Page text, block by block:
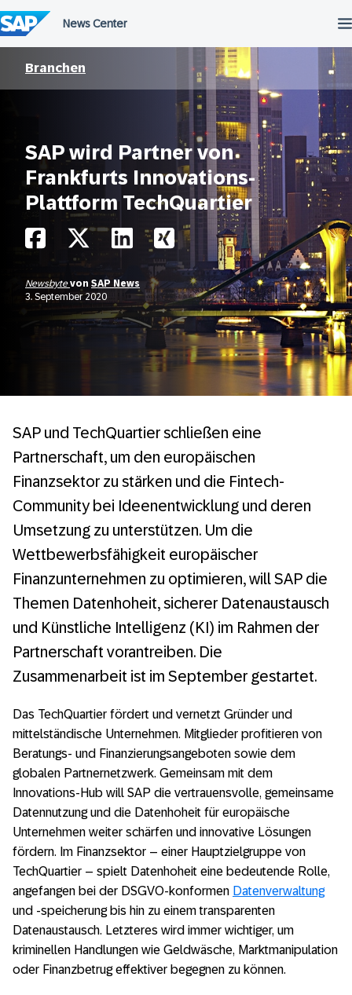
Branchen
SAP wird Partner von
Frankfurts Innovations-
Plattform TechQuartier
Newsbytevon SAP News
3. September 2020
SAP und TechQuartier schließen eine
Partnerschaft, um den europäischen
Finanzsektor zu stärken und die Fintech-
Community bei Ideenentwicklung und deren
Umsetzung zu unterstützen. Um die
Wettbewerbsfähigkeit europäischer
Finanzunternehmen zu optimieren, will SAP die
Themen Datenhoheit, sicherer Datenaustausch
und Künstliche Intelligenz (KI) im Rahmen der
Partnerschaft vorantreiben. Die
Zusammenarbeit ist im September gestartet.
Das TechQuartier fördert und vernetzt Gründer und
mittelständische Unternehmen. Mitglieder profitieren von
Beratungs- und Finanzierungsangeboten sowie dem
globalen Partnernetzwerk. Gemeinsam mit dem
Innovations-Hub will SAP die vertrauensvolle, gemeinsame
Datennutzung und die Datenhoheit für europäische
Unternehmen weiter schärfen und innovative Lösungen
fördern. Im Finanzsektor – einer Hauptzielgruppe von
TechQuartier – spielt Datenhoheit eine bedeutende Rolle,
angefangen bei der DSGVO-konformen Datenverwaltung
und -speicherung bis hin zu einem transparenten
Datenaustausch. Letzteres wird immer wichtiger, um
kriminellen Handlungen wie Geldwäsche, Marktmanipulation
oder Finanzbetrug effektiver begegnen zu können.